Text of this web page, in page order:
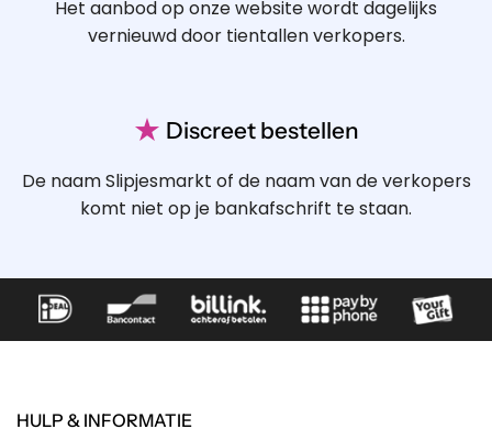
Het aanbod op onze website wordt dagelijks
vernieuwd door tientallen verkopers.
★ Discreet bestellen
De naam Slipjesmarkt of de naam van de verkopers
komt niet op je bankafschrift te staan.
HULP & INFORMATIE